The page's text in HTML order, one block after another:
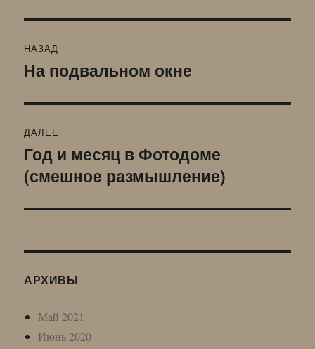
по
НАЗАД
Предыдущая
На подвальном окне
ДАЛЕЕ
Следующая
запись:
Год и месяц в Фотодоме
(смешное размышление)
АРХИВЫ
Май 2021
Июнь 2020